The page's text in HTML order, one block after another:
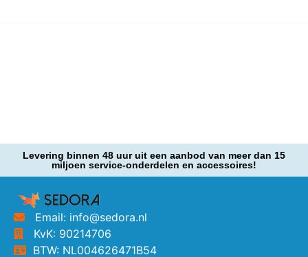
Levering binnen 48 uur uit een aanbod van meer dan 15
miljoen service-onderdelen en accessoires!
Email: info@sedora.nl
KvK: 90214706
BTW: NL004626471B54